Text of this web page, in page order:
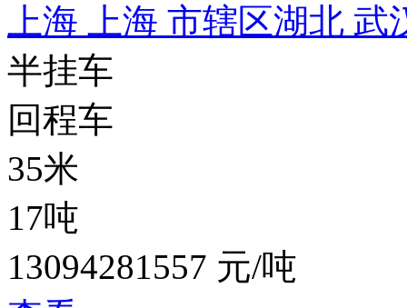
上海 上海 市辖区湖北 武
半挂车
回程车
35米
17吨
13094281557 元/吨